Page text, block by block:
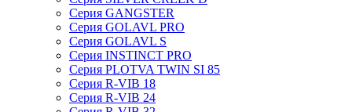
Серия GANGSTER
Серия GOLAVL PRO
Серия GOLAVL S
Серия INSTINCT PRO
Серия PLOTVA TWIN SI 85
Серия R-VIB 18
Серия R-VIB 24